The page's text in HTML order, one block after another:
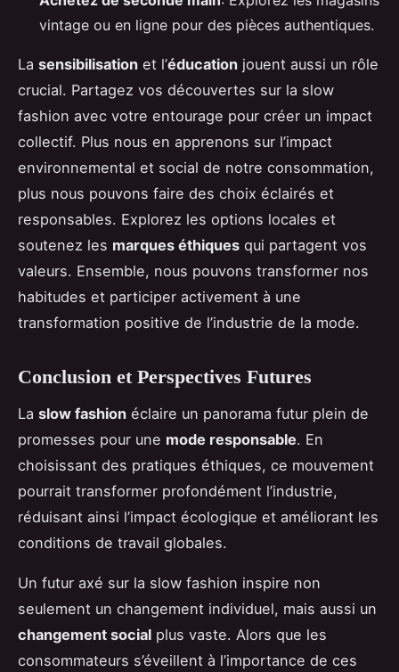
vintage ou en ligne pour des pièces authentiques.
La sensibilisation et l’éducation jouent aussi un rôle
crucial. Partagez vos découvertes sur la slow
fashion avec votre entourage pour créer un impact
collectif. Plus nous en apprenons sur l’impact
environnemental et social de notre consommation,
plus nous pouvons faire des choix éclairés et
responsables. Explorez les options locales et
soutenez les marques éthiques qui partagent vos
valeurs. Ensemble, nous pouvons transformer nos
habitudes et participer activement à une
transformation positive de l’industrie de la mode.
Conclusion et Perspectives Futures
La slow fashion éclaire un panorama futur plein de
promesses pour une mode responsable. En
choisissant des pratiques éthiques, ce mouvement
pourrait transformer profondément l’industrie,
réduisant ainsi l’impact écologique et améliorant les
conditions de travail globales.
Un futur axé sur la slow fashion inspire non
seulement un changement individuel, mais aussi un
changement social plus vaste. Alors que les
consommateurs s’éveillent à l’importance de ces